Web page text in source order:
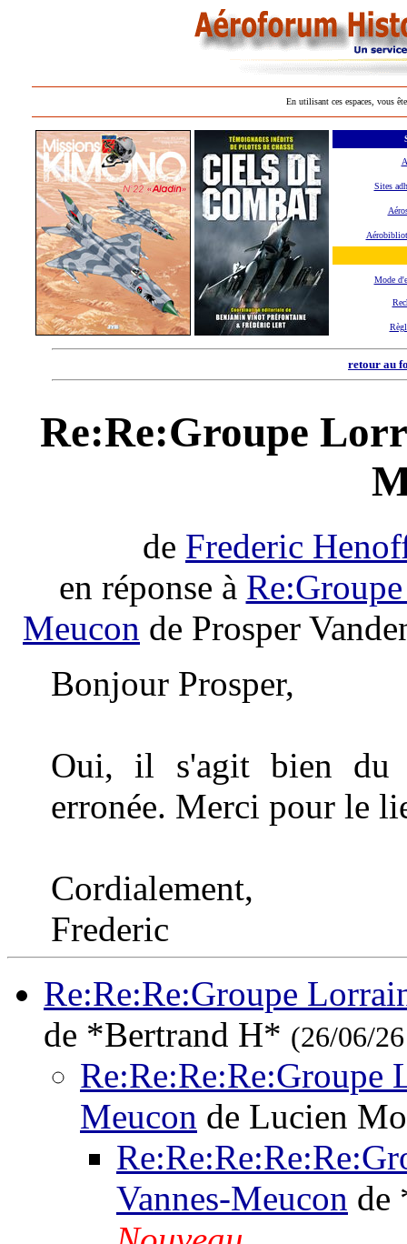
En utilisant ces espaces, vous
Sites
Mode
retour au
Re:Re:Groupe
de Frederic
en réponse à
Meucon de Prosper
Bonjour Prosper,
Oui, il s'agit bien du
erronée. Merci pour le
Cordialement,
Frederic
Re:Re:Re:Groupe
de *Bertrand H* (26/06/
Re:Re:Re:Re:Groupe
Meucon de Lucien
Vannes-Meucon de